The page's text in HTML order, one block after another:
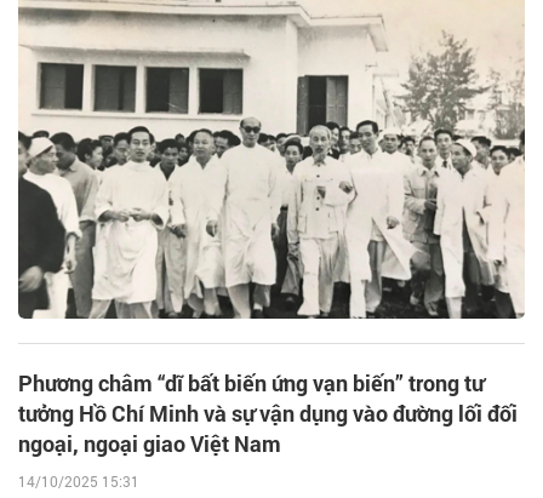
Phương châm “dĩ bất biến ứng vạn biến” trong tư
tưởng Hồ Chí Minh và sự vận dụng vào đường lối đối
ngoại, ngoại giao Việt Nam
14/10/2025 15:31